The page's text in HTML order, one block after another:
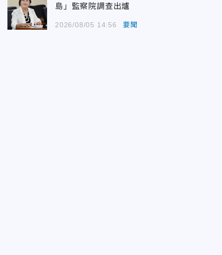
島」監察院調查出爐
2026/08/05 14:56 要聞